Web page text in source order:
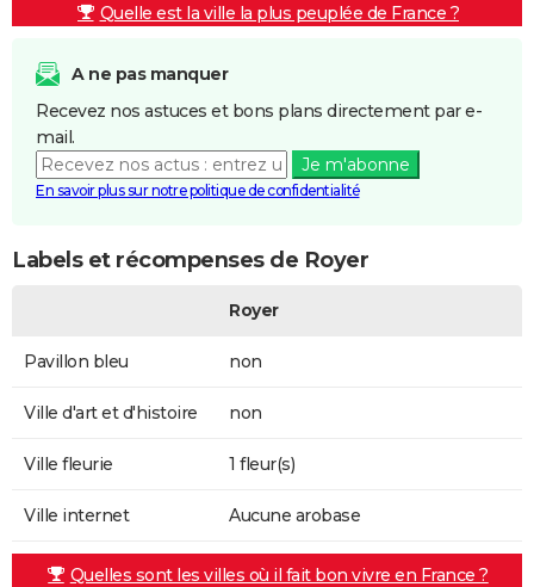
Quelle est la ville la plus peuplée de France ?
A ne pas manquer
Recevez nos astuces et bons plans directement par e-
mail.
Je m'abonne
En savoir plus sur notre politique de confidentialité
Labels et récompenses de Royer
Royer
Pavillon bleu non
Ville d'art et d'histoire non
Ville fleurie 1 fleur(s)
Ville internet Aucune arobase
Quelles sont les villes où il fait bon vivre en France ?